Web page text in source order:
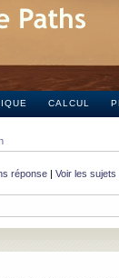
CALCUL
réponse | Voir les sujets